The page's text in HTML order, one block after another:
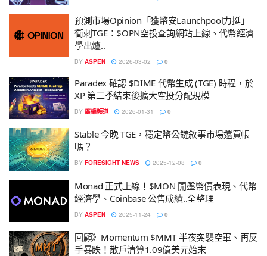
預測市場Opinion「獲幣安Launchpool力挺」
衝刺TGE：$OPN空投查詢網站上線、代幣經濟
學出爐..
BY ASPEN 2026-03-02 0
Paradex 確認 $DIME 代幣生成 (TGE) 時程，於
XP 第二季結束後擴大空投分配規模
BY 廣編頻道 2026-01-31 0
Stable 今晚 TGE，穩定幣公鏈敘事市場還買帳
嗎？
BY FORESIGHT NEWS 2025-12-08 0
Monad 正式上線！$MON 開盤幣價表現、代幣
經濟學、Coinbase 公售成績..全整理
BY ASPEN 2025-11-24 0
回顧》Momentum $MMT 半夜突襲空軍、再反
手暴跌！散戶清算1.09億美元始末